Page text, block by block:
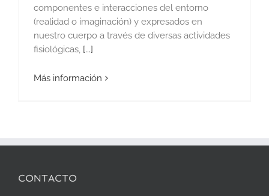
componentes e interacciones del entorno
(realidad o imaginación) y expresados en
nuestro cuerpo a través de diversas actividades
fisiológicas, [...]
Más información
CONTACTO